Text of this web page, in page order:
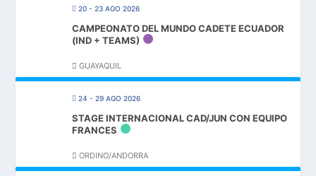
20 - 23 AGO 2026
CAMPEONATO DEL MUNDO CADETE ECUADOR
(IND + TEAMS)
GUAYAQUIL
24 - 29 AGO 2026
STAGE INTERNACIONAL CAD/JUN CON EQUIPO
FRANCES
ORDINO/ANDORRA